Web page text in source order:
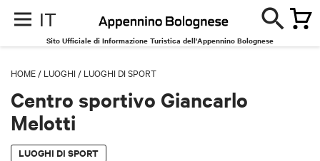
IT
Sito Ufficiale di Informazione Turistica dell'Appennino Bolognese
HOME / LUOGHI / LUOGHI DI SPORT
Centro sportivo Giancarlo
Melotti
LUOGHI DI SPORT